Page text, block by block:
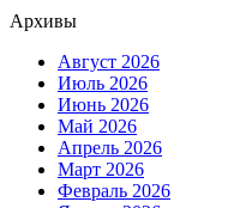
Архивы
Август 2026
Июль 2026
Июнь 2026
Май 2026
Апрель 2026
Март 2026
Февраль 2026